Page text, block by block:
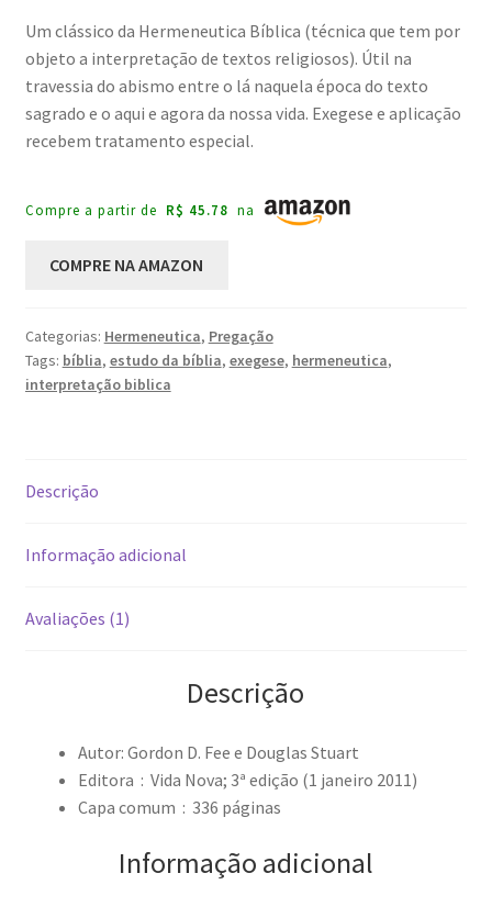
em
avaliação
de cliente
Um clássico da Hermeneutica Bíblica (técnica que tem por
objeto a interpretação de textos religiosos). Útil na
travessia do abismo entre o lá naquela época do texto
sagrado e o aqui e agora da nossa vida. Exegese e aplicação
recebem tratamento especial.
Compre a partir de R$ 45.78 na
COMPRE NA AMAZON
Categorias: Hermeneutica, Pregação
Tags: bíblia, estudo da bíblia, exegese, hermeneutica,
interpretação biblica
Descrição
Informação adicional
Avaliações (1)
Descrição
Autor: Gordon D. Fee e Douglas Stuart
Editora ‏ : ‎ Vida Nova; 3ª edição (1 janeiro 2011)
Capa comum ‏ : ‎ 336 páginas
Informação adicional